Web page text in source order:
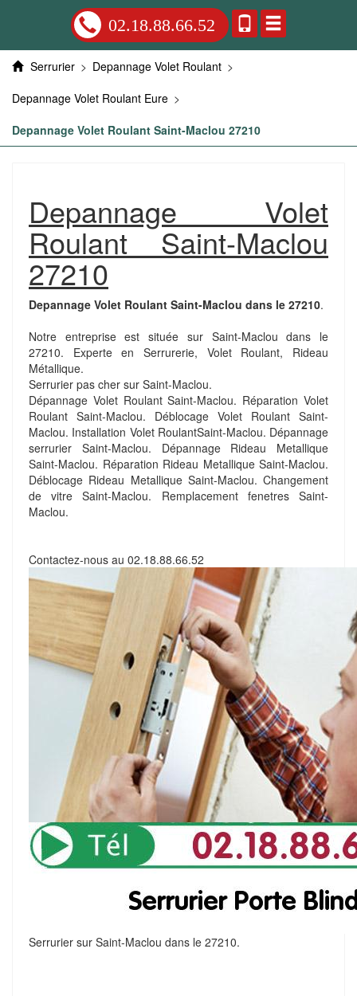
02.18.88.66.52
Serrurier > Depannage Volet Roulant >
Depannage Volet Roulant Eure >
Depannage Volet Roulant Saint-Maclou 27210
Depannage Volet
Roulant Saint-Maclou
27210
Depannage Volet Roulant Saint-Maclou dans le 27210.
Notre entreprise est située sur Saint-Maclou dans le
27210. Experte en Serrurerie, Volet Roulant, Rideau
Métallique.
Serrurier pas cher sur Saint-Maclou.
Dépannage Volet Roulant Saint-Maclou. Réparation Volet
Roulant Saint-Maclou. Déblocage Volet Roulant Saint-
Maclou. Installation Volet RoulantSaint-Maclou. Dépannage
serrurier Saint-Maclou. Dépannage Rideau Metallique
Saint-Maclou. Réparation Rideau Metallique Saint-Maclou.
Déblocage Rideau Metallique Saint-Maclou. Changement
de vitre Saint-Maclou. Remplacement fenetres Saint-
Maclou.
Contactez-nous au 02.18.88.66.52
Serrurier sur Saint-Maclou dans le 27210.